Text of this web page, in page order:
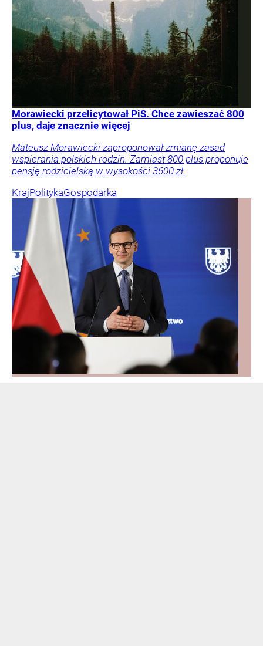
Morawiecki przelicytował PiS. Chce zawieszać 800
plus, daje znacznie więcej
Mateusz Morawiecki zaproponował zmianę zasad
wspierania polskich rodzin. Zamiast 800 plus proponuje
pensję rodzicielską w wysokości 3600 zł.
KrajPolitykaGospodarka